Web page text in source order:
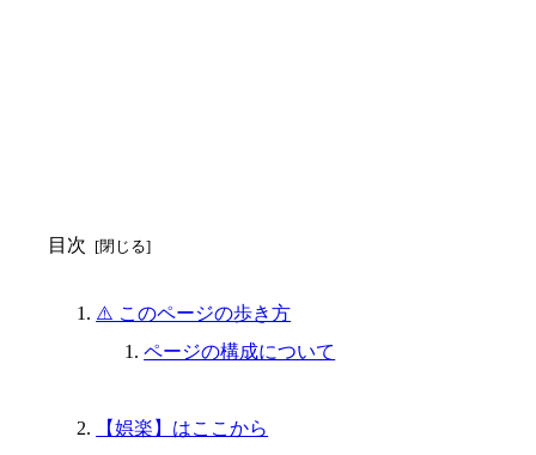
目次
⚠️ このページの歩き方
ページの構成について
【娯楽】はここから